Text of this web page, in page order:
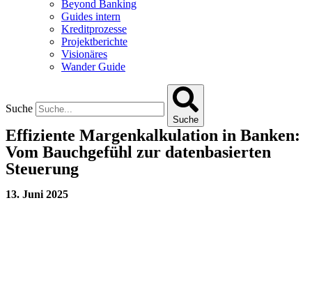
Beyond Banking
Guides intern
Kreditprozesse
Projektberichte
Visionäres
Wander Guide
Suche
Suche
Effiziente Margenkalkulation in Banken:
Vom Bauchgefühl zur datenbasierten
Steuerung
13. Juni 2025